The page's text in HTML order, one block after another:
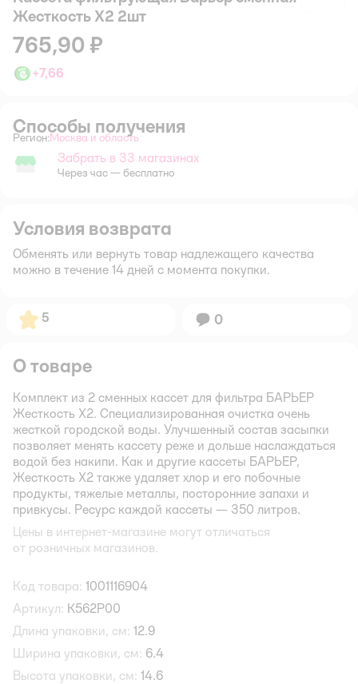
Жесткость X2 2шт
765,90 ₽
+7,66
Способы получения
Регион: Выбор адреса доставки.
Москва и область
Забрать в магазине
Забрать в 33 магазинах
Через час — бесплатно
Условия возврата
Обменять или вернуть товар надлежащего качества
можно в течение 14 дней с момента покупки.
Рейтинг:
5 Вопросов:
0
О товаре
Комплект из 2 сменных кассет для фильтра БАРЬЕР
Жесткость Х2. Специализированная очистка очень
жесткой городской воды. Улучшенный состав засыпки
позволяет менять кассету реже и дольше наслаждаться
водой без накипи. Как и другие кассеты БАРЬЕР,
Жесткость Х2 также удаляет хлор и его побочные
продукты, тяжелые металлы, посторонние запахи и
привкусы. Ресурс каждой кассеты — 350 литров.
Цены в интернет-магазине могут отличаться
от розничных магазинов.
Код товара: 1001116904
Артикул: К562Р00
Длина упаковки, см: 12.9
Ширина упаковки, см: 6.4
Высота упаковки, см: 14.6